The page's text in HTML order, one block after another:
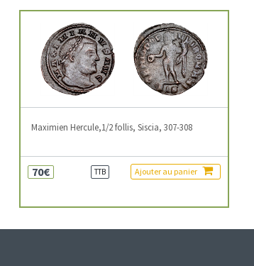
Maximien Hercule,1/2 follis, Siscia, 307-308
70€ TTB Ajouter au panier